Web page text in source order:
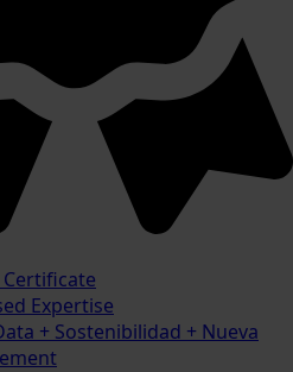
Expertise
+ Sostenibilidad + Nueva